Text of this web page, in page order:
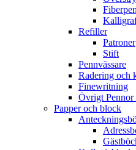
Refiller
Patroner
Stift
Pennvässare
Radering och
Finewritning
Övrigt
Papper och block